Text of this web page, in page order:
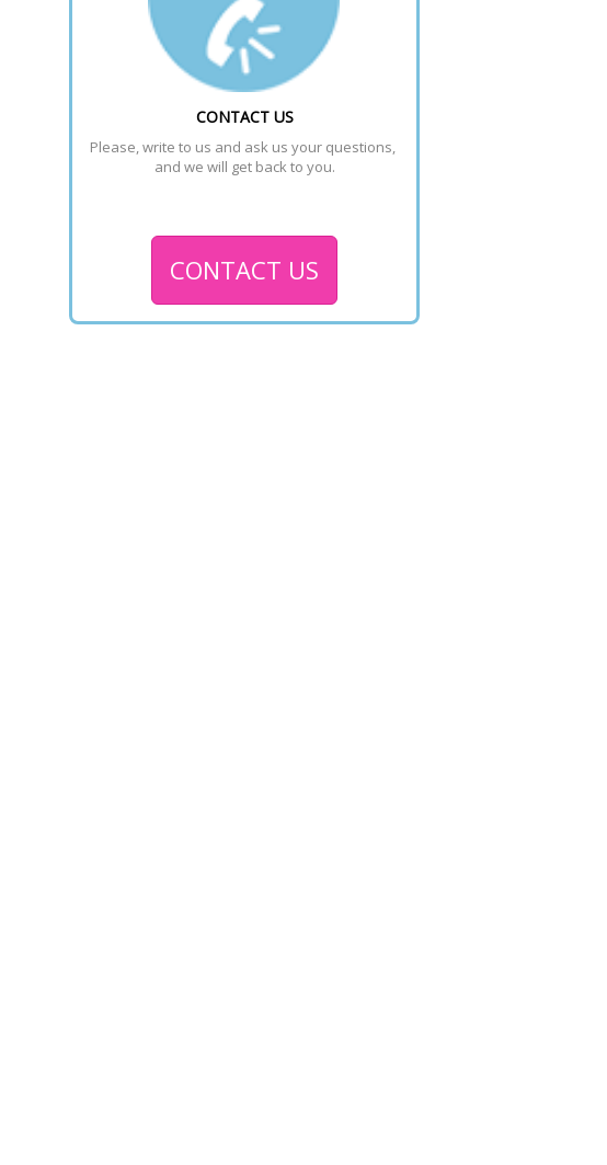
CONTACT US
Please, write to us and ask us your questions,
and we will get back to you.
CONTACT US